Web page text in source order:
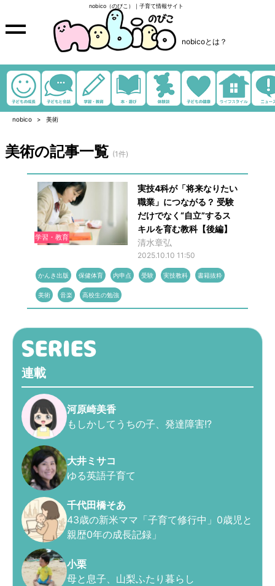
nobico（のびこ）｜子育て情報サイト
nobicoとは？
nobico 美術
美術の記事一覧 (1件)
学習・教育
実技4科が「将来なりたい
職業」につながる？ 受験
だけでなく“自立”するス
キルを育む教科【後編】
清水章弘
2025.10.10 11:50
かんき出版 保健体育 内申点 受験 実技教科 書籍抜粋
美術 音楽 高校生の勉強
連載
河原崎美香
もしかしてうちの子、発達障害!?
大井ミサコ
ゆる英語子育て
千代田橋そあ
43歳の新米ママ「子育て修行中」0歳児と
親歴0年の成長記録」
小栗
母と息子、山梨ふたり暮らし